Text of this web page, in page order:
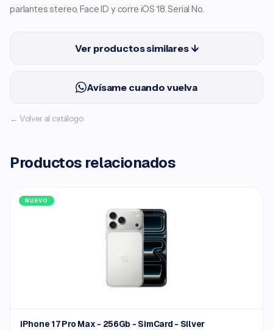
parlantes stereo, Face ID y corre iOS 18. Serial No.
Ver productos similares ↓
Avísame cuando vuelva
← Volver al catálogo
Productos relacionados
NUEVO
iPhone 17 Pro Max - 256Gb - SimCard - Silver